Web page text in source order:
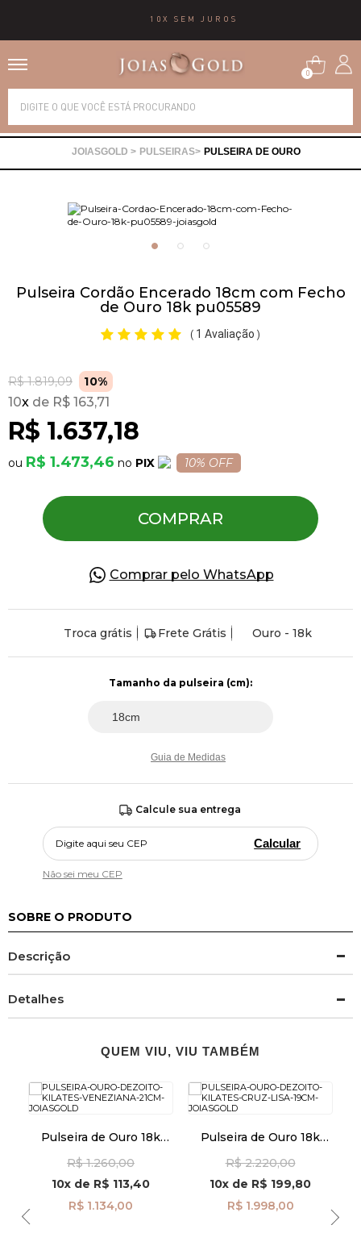
10X SEM JUROS
0
PULSEIRAS PULSEIRA DE OURO
Pulseira Cordão Encerado 18cm com Fecho
de Ouro 18k pu05589
( 1 Avaliação )
R$ 1.819,09 10%
R$ 1.637,18
10x R$ 163,71
R$ 1.473,46 PIX 10% OFF
COMPRAR
Comprar pelo WhatsApp
Troca grátis Frete Grátis Ouro - 18k
Guia de Medidas
Calcule sua entrega
Calcular
Não sei meu CEP
SOBRE O PRODUTO
Descrição
Detalhes
QUEM VIU, VIU TAMBÉM
Pulseira de Ouro 18k
com 21cm pu07230
R$ 1.260,00
10x de R$ 113,40
R$ 1.134,00
Pulseira de Ouro 18k
pu08576
R$ 2.220,00
10x de R$ 199,80
R$ 1.998,00
Alianças
Brincos
Gargantilhas
Pulseiras
Piercing
Pedras Preciosas